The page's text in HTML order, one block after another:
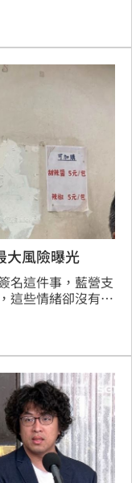
食物銀行定義，
，市府毫無管控制
瑀嚴厲質問蔣萬
此羞辱弱勢？要
學童能享有營養
本尊重與尊嚴。
風險曝光
名這件事，藍營支
這些情緒卻沒有重